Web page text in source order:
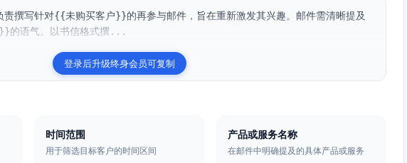
责撰写针对{{未购买客户}}的再参与邮件，旨在重新激发其兴趣。邮件需清晰提及
的语气。以书信格式撰...
登录后升级终身会员可复制
时间范围
用于筛选目标客户的时间区间
产品或服务名称
在邮件中明确提及的具体产品或服务